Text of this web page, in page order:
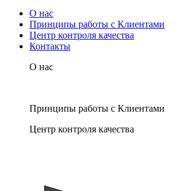
О нас
Принципы работы с Клиентами
Центр контроля качества
Контакты
О нас
Принципы работы с Клиентами
Центр контроля качества